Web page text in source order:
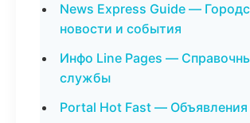
News Express Guide —
новости и события
Инфо Line Pages —
службы
Portal Hot Fast — Объявления